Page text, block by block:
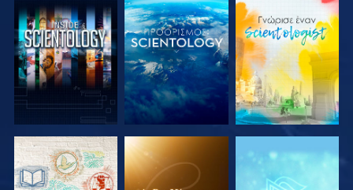
ΕΞΕΡΕΥΝΗΣΤΕ
ΕΞΕΡΕΥΝΗΣΤΕ
ΕΞΕΡΕΥΝΗΣΤΕ